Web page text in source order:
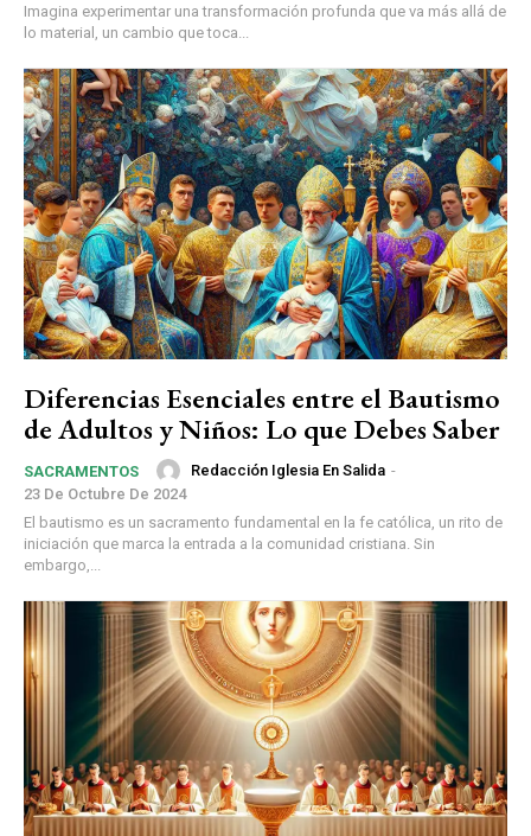
Imagina experimentar una transformación profunda que va más allá de
lo material, un cambio que toca...
Diferencias Esenciales entre el Bautismo
de Adultos y Niños: Lo que Debes Saber
SACRAMENTOS Redacción Iglesia En Salida -
23 De Octubre De 2024
El bautismo es un sacramento fundamental en la fe católica, un rito de
iniciación que marca la entrada a la comunidad cristiana. Sin
embargo,...